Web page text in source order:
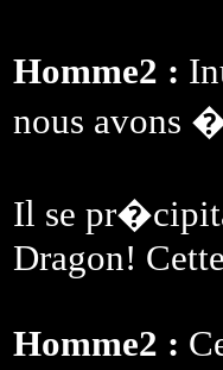
Homme2 :
nous avons
Il se
Dragon!
Homme2 :